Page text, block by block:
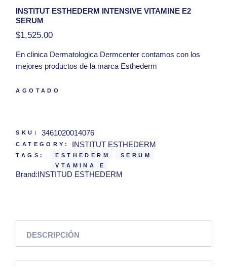
INSTITUT ESTHEDERM INTENSIVE VITAMINE E2
SERUM
$1,525.00
En clinica Dermatologica Dermcenter contamos con los
mejores productos de la marca Esthederm
Calma la piel sensible y la protege del estrés oxidativo
Hola, tengo una duda con respecto al producto
Institut Esthederm Intensive Vitamine E2 Serum
AGOTADO
SKU: 3461020014076
CATEGORY: INSTITUT ESTHEDERM
TAGS: ESTHEDERM
SERUM
VTAMINA E
Brand:INSTITUD ESTHEDERM
DESCRIPCIÓN